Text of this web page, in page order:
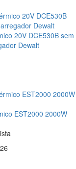
20V DCE530B sem
Dewalt
EST2000 2000W